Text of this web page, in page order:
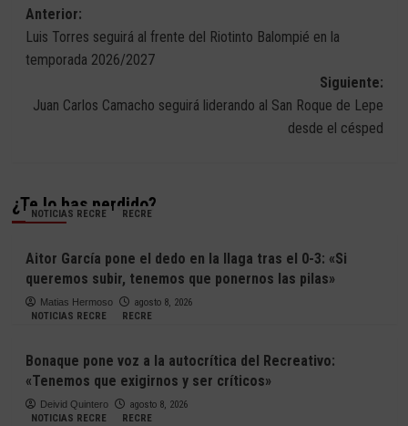
Navegación
de
entradas
Anterior:
Luis Torres seguirá al frente del Riotinto Balompié en la
temporada 2026/2027
Siguiente:
Juan Carlos Camacho seguirá liderando al San Roque de Lepe
desde el césped
¿Te lo has perdido?
NOTICIAS RECRE RECRE
Aitor García pone el dedo en la llaga tras el 0-3: «Si
queremos subir, tenemos que ponernos las pilas»
Matias Hermoso
agosto 8, 2026
NOTICIAS RECRE
RECRE
Bonaque pone voz a la autocrítica del Recreativo:
«Tenemos que exigirnos y ser críticos»
Deivid Quintero
agosto 8, 2026
NOTICIAS RECRE
RECRE